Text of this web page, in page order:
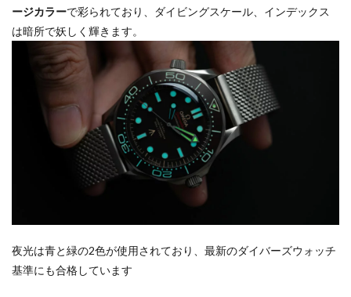
ージカラーで彩られており、ダイビングスケール、インデックス
は暗所で妖しく輝きます。
夜光は青と緑の2色が使用されており、最新のダイバーズウォッチ
基準にも合格しています